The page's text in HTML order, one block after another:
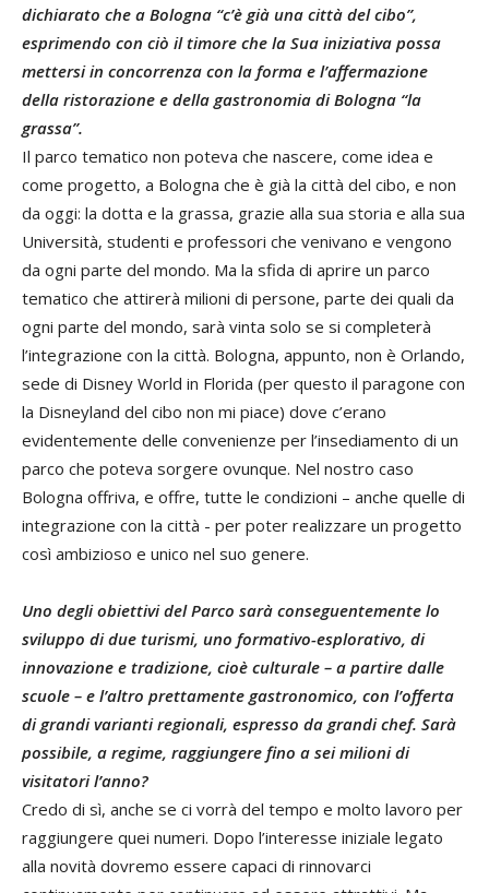
dichiarato che a Bologna “c’è già una città del cibo”,
esprimendo con ciò il timore che la Sua iniziativa possa
mettersi in concorrenza con la forma e l’affermazione
della ristorazione e della gastronomia di Bologna “la
grassa”.
Il parco tematico non poteva che nascere, come idea e
come progetto, a Bologna che è già la città del cibo, e non
da oggi: la dotta e la grassa, grazie alla sua storia e alla sua
Università, studenti e professori che venivano e vengono
da ogni parte del mondo. Ma la sfida di aprire un parco
tematico che attirerà milioni di persone, parte dei quali da
ogni parte del mondo, sarà vinta solo se si completerà
l’integrazione con la città. Bologna, appunto, non è Orlando,
sede di Disney World in Florida (per questo il paragone con
la Disneyland del cibo non mi piace) dove c’erano
evidentemente delle convenienze per l’insediamento di un
parco che poteva sorgere ovunque. Nel nostro caso
Bologna offriva, e offre, tutte le condizioni – anche quelle di
integrazione con la città - per poter realizzare un progetto
così ambizioso e unico nel suo genere.
Uno degli obiettivi del Parco sarà conseguentemente lo
sviluppo di due turismi, uno formativo-esplorativo, di
innovazione e tradizione, cioè culturale – a partire dalle
scuole – e l’altro prettamente gastronomico, con l’offerta
di grandi varianti regionali, espresso da grandi chef. Sarà
possibile, a regime, raggiungere fino a sei milioni di
visitatori l’anno?
Credo di sì, anche se ci vorrà del tempo e molto lavoro per
raggiungere quei numeri. Dopo l’interesse iniziale legato
alla novità dovremo essere capaci di rinnovarci